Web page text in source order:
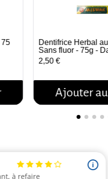
Aperçu
Dentifrice Herbal
Sans fluor - 75g -
2,50 €
Ajouter